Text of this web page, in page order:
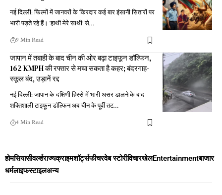
नई दिल्ली: फिल्मों में जानवरों के किरदार कई बार इंसानी सितारों पर
भारी पड़ते रहे हैं। ‘हाथी मेरे साथी’ से…
9 Min Read
जापान में तबाही के बाद चीन की ओर बढ़ा टाइफून डॉल्फिन,
162 KMPH की रफ्तार से मचा सकता है कहर; बंदरगाह-
स्कूल बंद, उड़ानें रद्द
नई दिल्ली: जापान के दक्षिणी हिस्से में भारी असर डालने के बाद
शक्तिशाली टाइफून डॉल्फिन अब चीन के पूर्वी तट…
4 Min Read
होमसियासीवर्ल्डराज्यक्राइमशॉर्ट्सफीचरवेब स्टोरीविचारखेलEntertainmentबाजार
धर्मलाइफस्टाइलअन्य